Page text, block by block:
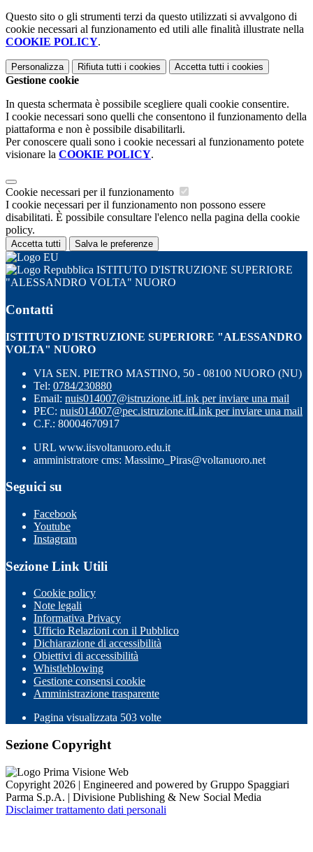
Questo sito o gli strumenti terzi da questo utilizzati si avvalgono di
cookie necessari al funzionamento ed utili alle finalità illustrate nella
COOKIE POLICY.
Personalizza Rifiuta tutti i cookies Accetta tutti i cookies
Gestione cookie
In questa schermata è possibile scegliere quali cookie consentire.
I cookie necessari sono quelli che consentono il funzionamento della
piattaforma e non è possibile disabilitarli.
Per conoscere quali sono i cookie necessari al funzionamento potete
visionare la COOKIE POLICY.
Cookie necessari per il funzionamento
I cookie necessari per il funzionamento non possono essere
disabilitati. È possibile consultare l'elenco nella pagina della cookie
policy.
Accetta tutti Salva le preferenze
ISTITUTO D'ISTRUZIONE SUPERIORE
"ALESSANDRO VOLTA" NUORO
Contatti
ISTITUTO D'ISTRUZIONE SUPERIORE "ALESSANDRO
VOLTA" NUORO
VIA SEN. PIETRO MASTINO, 50 - 08100 NUORO (NU)
Tel: 0784/230880
Email: nuis014007@istruzione.itLink per inviare una mail
PEC: nuis014007@pec.istruzione.itLink per inviare una mail
C.F.: 80004670917
URL www.iisvoltanuoro.edu.it
amministratore cms: Massimo_Piras@voltanuoro.net
Seguici su
Facebook
Youtube
Instagram
Sezione Link Utili
Cookie policy
Note legali
Informativa Privacy
Ufficio Relazioni con il Pubblico
Dichiarazione di accessibilità
Obiettivi di accessibilità
Whistleblowing
Gestione consensi cookie
Amministrazione trasparente
Pagina visualizzata 503 volte
Sezione Copyright
Copyright 2026 | Engineered and powered by Gruppo Spaggiari
Parma S.p.A. | Divisione Publishing & New Social Media
Disclaimer trattamento dati personali